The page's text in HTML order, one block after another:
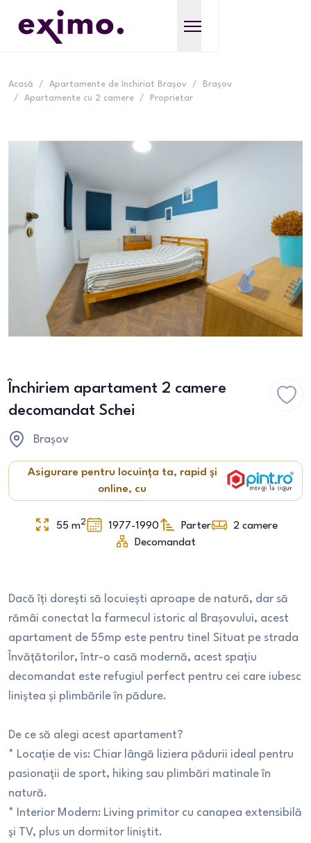
Acasă / Apartamente de închiriat Brașov /
Brașov
/
Apartamente cu 2 camere / Proprietar
Închiriem apartament 2 camere
decomandat Schei
Brașov
Asigurare pentru locuința ta, rapid și
online, cu
55 m2 1977-1990 Parter 2 camere
Decomandat
Dacă îți dorești să locuiești aproape de natură, dar să
rămâi conectat la farmecul istoric al Brașovului, acest
apartament de 55mp este pentru tine! Situat pe strada
Învățătorilor, într-o casă modernă, acest spațiu
decomandat este refugiul perfect pentru cei care iubesc
liniștea și plimbările în pădure.
De ce să alegi acest apartament?
* Locație de vis: Chiar lângă liziera pădurii ideal pentru
pasionații de sport, hiking sau plimbări matinale în
natură.
* Interior Modern: Living primitor cu canapea extensibilă
și TV, plus un dormitor liniștit.